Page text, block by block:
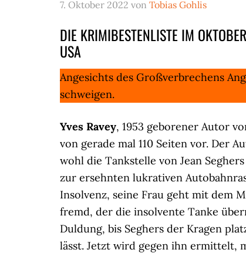
7. Oktober 2022 von Tobias Gohlis
DIE KRIMIBESTENLISTE IM
USA
Angesichts des Großverbrechens
schweigen.
Yves Ravey, 1953 geborener Autor
von gerade mal 110 Seiten vor. Der
wohl die Tankstelle von Jean
zur ersehnten lukrativen
Insolvenz, seine Frau geht mit dem
fremd, der die insolvente Tanke
Duldung, bis Seghers der Kragen
lässt. Jetzt wird gegen ihn ermittelt,